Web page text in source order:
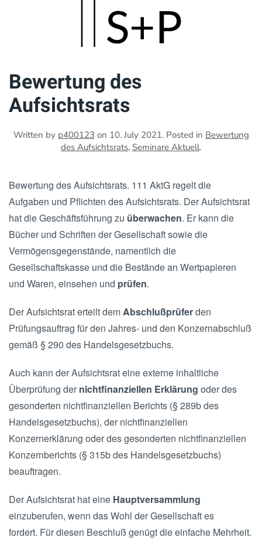
content
Bewertung des
Aufsichtsrats
Written by p400123 on 10. July 2021. Posted in Bewertung
des Aufsichtsrats, Seminare Aktuell.
Bewertung des Aufsichtsrats. 111 AktG regelt die
Aufgaben und Pflichten des Aufsichtsrats. Der Aufsichtsrat
hat die Geschäftsführung zu überwachen. Er kann die
Bücher und Schriften der Gesellschaft sowie die
Vermögensgegenstände, namentlich die
Gesellschaftskasse und die Bestände an Wertpapieren
und Waren, einsehen und prüfen.
Der Aufsichtsrat erteilt demAbschlußprüferden
Prüfungsauftrag für den Jahres- und den Konzernabschluß
gemäß § 290 des Handelsgesetzbuchs.
Auch kann der Aufsichtsrat eine externe inhaltliche
Überprüfung der nichtfinanziellen Erklärung oder des
gesonderten nichtfinanziellen Berichts (§ 289b des
Handelsgesetzbuchs), der nichtfinanziellen
Konzernerklärung oder des gesonderten nichtfinanziellen
Konzernberichts (§ 315b des Handelsgesetzbuchs)
beauftragen.
Der Aufsichtsrat hat eine Hauptversammlung
einzuberufen, wenn das Wohl der Gesellschaft es
fordert. Für diesen Beschluß genügt die einfache Mehrheit.